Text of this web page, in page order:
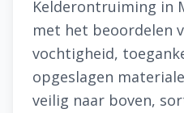
Kelderontruiming in
met het beoordelen
vochtigheid,
opgeslagen
veilig naar boven,